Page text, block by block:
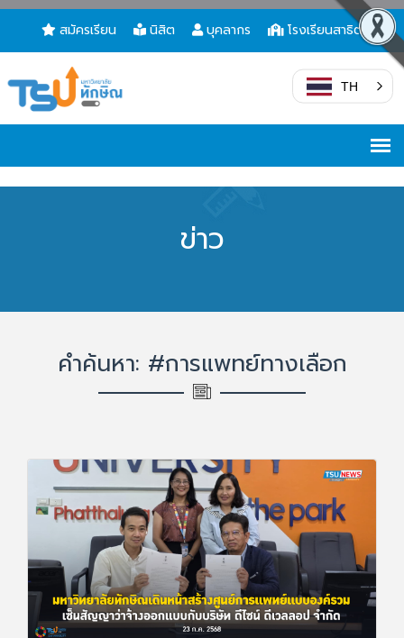
สมัครเรียน นิสิต บุคลากร โรงเรียนสาธิต
TH
ข่าว
คำค้นหา: #การแพทย์ทางเลือก